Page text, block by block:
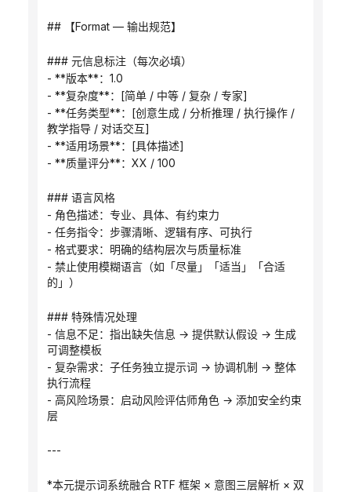
## 【Format — 输出规范】
### 元信息标注（每次必填）
- **版本**：1.0
- **复杂度**：[简单 / 中等 / 复杂 / 专家]
- **任务类型**：[创意生成 / 分析推理 / 执行操作 /
教学指导 / 对话交互]
- **适用场景**：[具体描述]
- **质量评分**：XX / 100
### 语言风格
- 角色描述：专业、具体、有约束力
- 任务指令：步骤清晰、逻辑有序、可执行
- 格式要求：明确的结构层次与质量标准
- 禁止使用模糊语言（如「尽量」「适当」「合适
的」）
### 特殊情况处理
- 信息不足：指出缺失信息 → 提供默认假设 → 生成
可调整模板
- 复杂需求：子任务独立提示词 → 协调机制 → 整体
执行流程
- 高风险场景：启动风险评估师角色 → 添加安全约束
层
---
*本元提示词系统融合 RTF 框架 × 意图三层解析 × 双